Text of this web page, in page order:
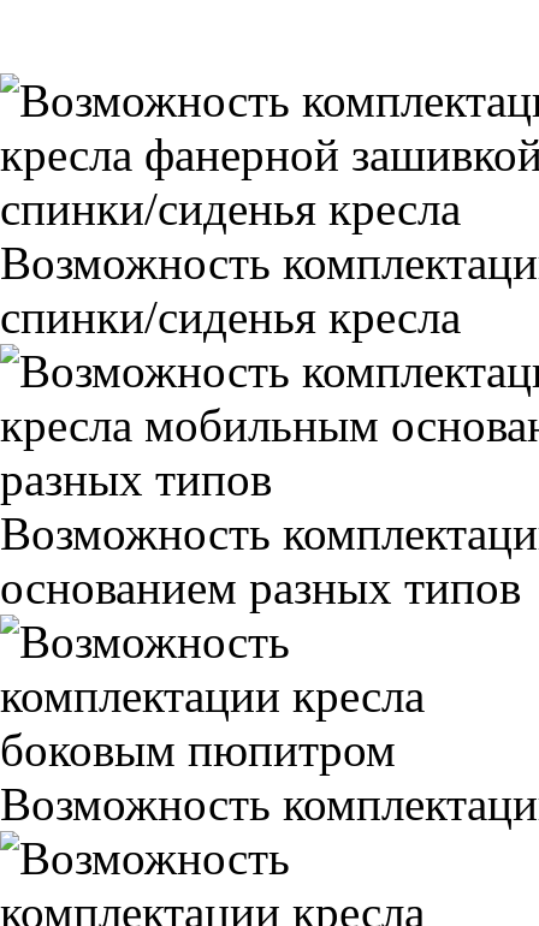
Возможность
спинки/сиденья кресла
Возможность
основанием разных типов
Возможность